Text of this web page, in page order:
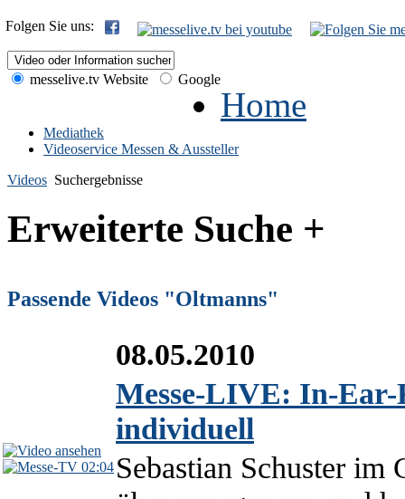
Folgen Sie uns:
messelive.tv Website Google
Home
Mediathek
Videoservice Messen & Aussteller
Videos Suchergebnisse
Erweiterte Suche +
Passende Videos "Oltmanns"
02:04
08.05.2010
Messe-LIVE: In-
individuell
Sebastian Schuster im